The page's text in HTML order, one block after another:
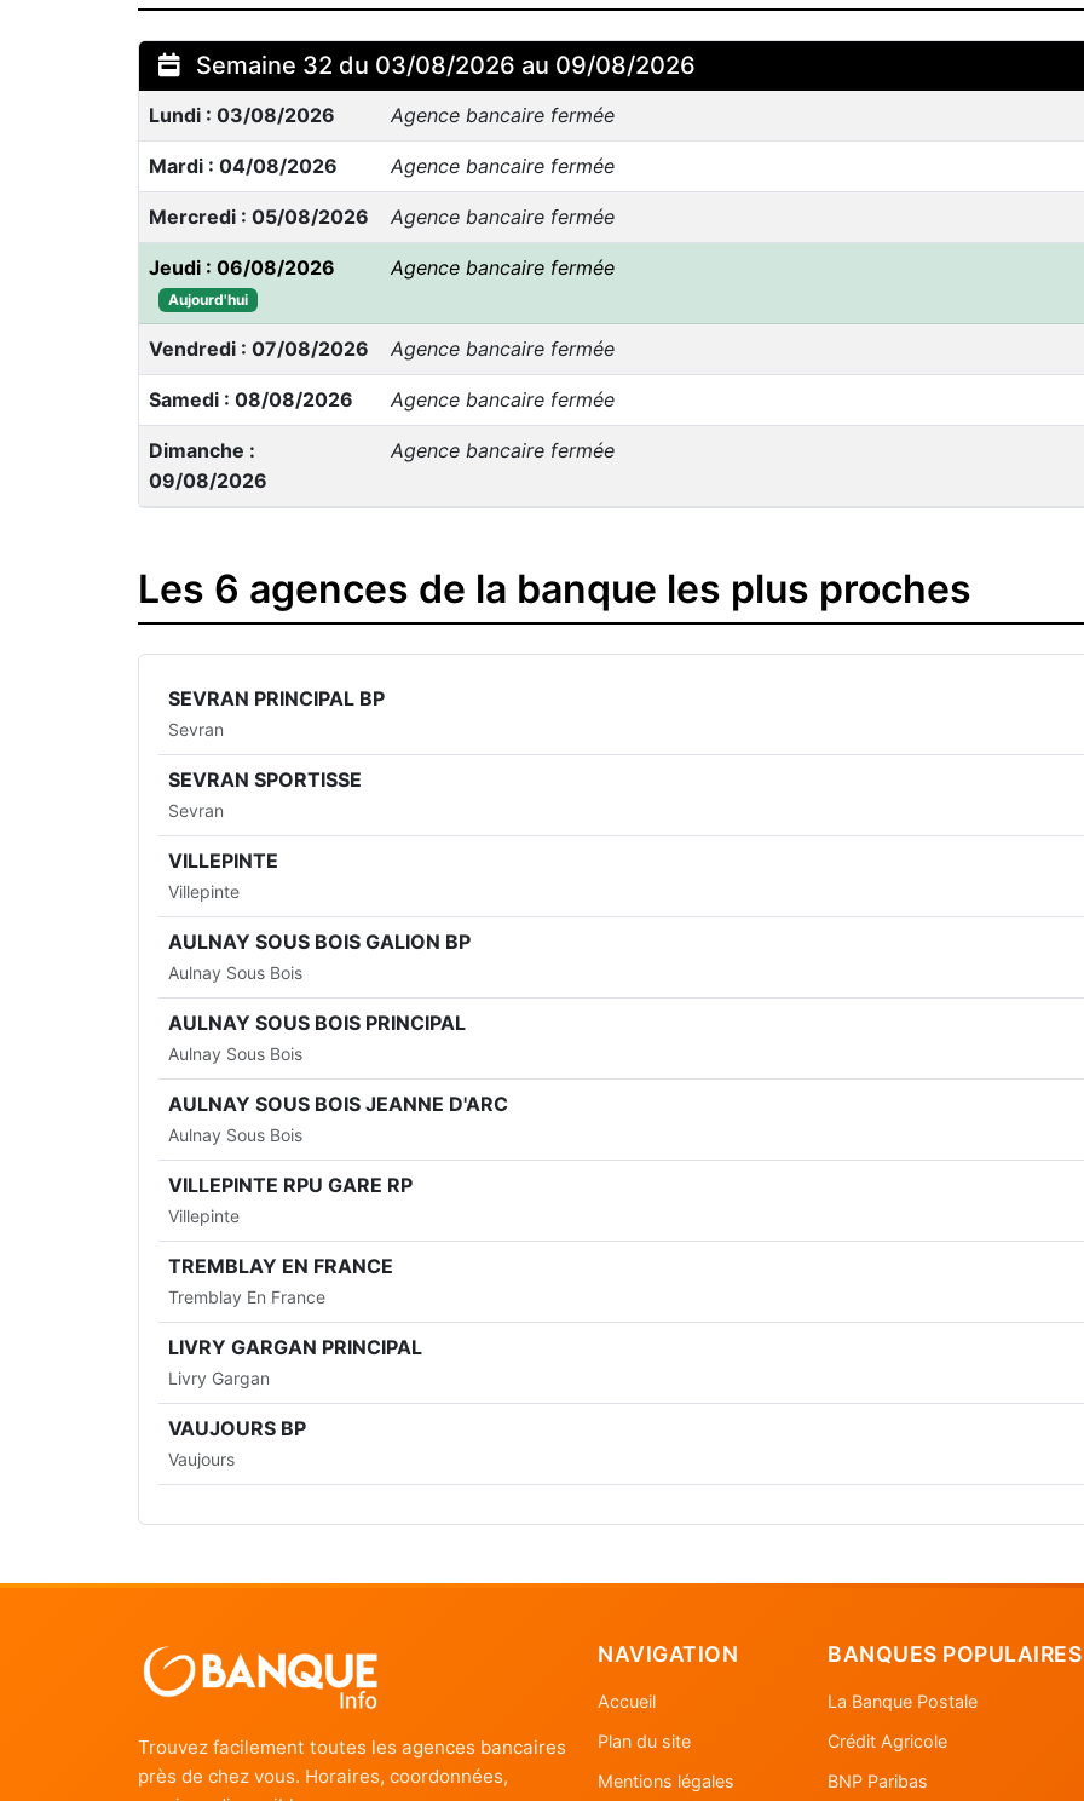
Semaine 32 du 03/08/2026 au 09/08/2026
Lundi : 03/08/2026 Agence bancaire fermée
Mardi : 04/08/2026 Agence bancaire fermée
Mercredi : 05/08/2026 Agence bancaire fermée
Jeudi : 06/08/2026
Aujourd'hui
Agence bancaire fermée
Vendredi : 07/08/2026 Agence bancaire fermée
Samedi : 08/08/2026 Agence bancaire fermée
Dimanche :
09/08/2026
Agence bancaire fermée
Les 6 agences de la banque les plus proches
SEVRAN PRINCIPAL BP
Sevran
SEVRAN SPORTISSE
Sevran
VILLEPINTE
Villepinte
AULNAY SOUS BOIS GALION BP
Aulnay Sous Bois
AULNAY SOUS BOIS PRINCIPAL
Aulnay Sous Bois
AULNAY SOUS BOIS JEANNE D'ARC
Aulnay Sous Bois
VILLEPINTE RPU GARE RP
Villepinte
TREMBLAY EN FRANCE
Tremblay En France
LIVRY GARGAN PRINCIPAL
Livry Gargan
VAUJOURS BP
Vaujours
Trouvez facilement toutes les agences bancaires
près de chez vous. Horaires, coordonnées,
NAVIGATION
Accueil
Plan du site
Mentions légales
BANQUES POPULAIRES
La Banque Postale
Crédit Agricole
BNP Paribas